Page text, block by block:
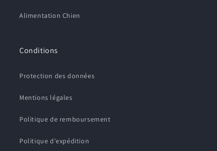
Alimentation Chien
Conditions
Protection des données
Mentions légales
Politique de remboursement
Politique d'expédition